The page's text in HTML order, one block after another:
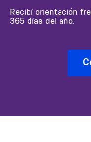
Recibí orientación
365 días del año.